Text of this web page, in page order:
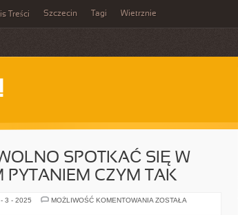
Treści Szczecin Tagi Wietrznie
SPOTKAĆ SIĘ W
PYTANIEM CZYM TAK
3 - 2025 MOŻLIWOŚĆ KOMENTOWANIA NIEJEDNOKROTNIE
ZOSTAŁA